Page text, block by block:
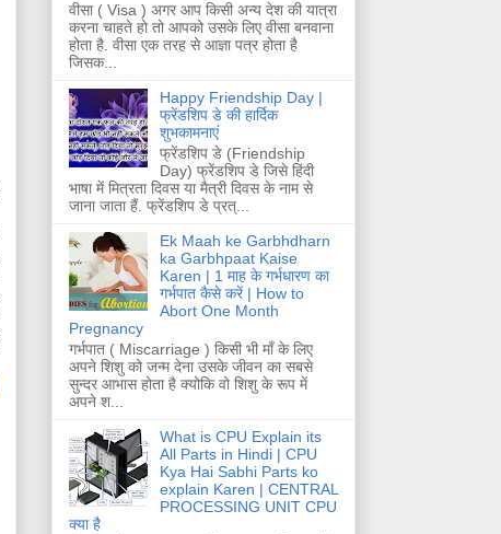
वीसा ( Visa ) अगर आप किसी अन्य देश की यात्रा
करना चाहते हो तो आपको उसके लिए वीसा बनवाना
होता है. वीसा एक तरह से आज्ञा पत्र होता है
जिसक...
Happy Friendship Day |
फ्रेंडशिप डे की हार्दिक
शुभकामनाएं
फ्रेंडशिप डे (Friendship
Day) फ्रेंडशिप डे जिसे हिंदी
भाषा में मित्रता दिवस या मैत्री दिवस के नाम से
जाना जाता हैं. फ्रेंडशिप डे प्रत्...
Ek Maah ke Garbhdharn
ka Garbhpaat Kaise
Karen | 1 माह के गर्भधारण का
गर्भपात कैसे करें | How to
Abort One Month
Pregnancy
गर्भपात ( Miscarriage ) किसी भी माँ के लिए
अपने शिशु को जन्म देना उसके जीवन का सबसे
सुन्दर आभास होता है क्योकि वो शिशु के रूप में
अपने श...
What is CPU Explain its
All Parts in Hindi | CPU
Kya Hai Sabhi Parts ko
explain Karen | CENTRAL
PROCESSING UNIT CPU
क्या है